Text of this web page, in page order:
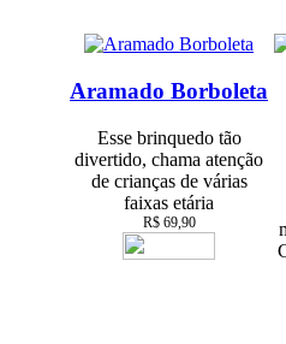
Aramado Borboleta
Esse brinquedo tão
divertido, chama atenção
de crianças de várias
faixas etária
R$ 69,90